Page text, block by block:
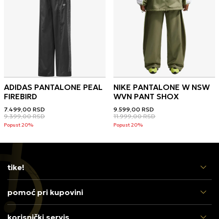
ADIDAS PANTALONE PEAL
FIREBIRD
7.499,00 RSD
9.399,00 RSD
Popust 20%
NIKE PANTALONE W NSW
WVN PANT SHOX
9.599,00 RSD
11.999,00 RSD
Popust 20%
tike!
pomoć pri kupovini